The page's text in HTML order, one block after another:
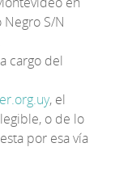
S/N
cargo del
, el
o de lo
por esa vía